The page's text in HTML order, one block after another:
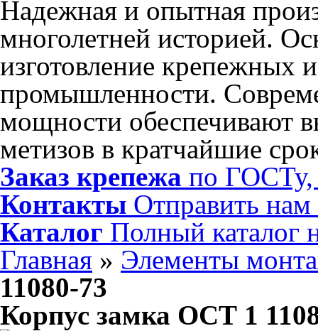
Надежная и опытная
многолетней историей.
изготовление крепежных
промышленности.
мощности обеспечивают
метизов в кратчайшие
Заказ крепежа по ГОСТу,
Контакты Отправить
Каталог Полный каталог
Главная » Элементы
11080-73
Корпус замка ОСТ 1